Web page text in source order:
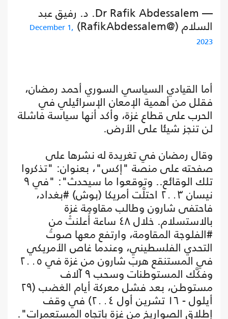
— Dr Rafik Abdessalem. د. رفيق عبد
السلام (@RafikAbdessalem)
December 1,
2023
أما القيادي السياسي السوري أحمد رمضان،
فقلل من أهمية الإمعان الإسرائيلي في
الحرب على قطاع غزة، وأكد أنها سياسة فاشلة
لن تنجز شيئا على الأرض.
وقال رمضان في تغريدة له نشرها على
صفحته على منصة "إكس"، بعنوان: "تذكروا
تلك الوقائع.. وتوقعوا ما سيحدث": "في ٩
نيسان ٢٠٠٣ احتلَّت أمريكا (بوش) #بغداد،
فاحتفى شارون وطالب مقاومة غزة
بالاستسلام. خلال ٤٨ ساعة أُعلنتْ من
#الفلوجة المقاومة، وارتفع معها صوتُ
التحدي الفلسطيني، وعندما غاص الأمريكي
في المستنقع هربَ شارون من غزة في ٢٠٠٥
وفكَّك المستوطنات وسحب ٩ آلاف
مستوطن، بعد فشل معركة أيام الغضب (٢٩
أيلول - ١٦ تشرين أول ٢٠٠٤) في وقف
إطلاق الصواريخ من غزة باتجاه المستعمرات".